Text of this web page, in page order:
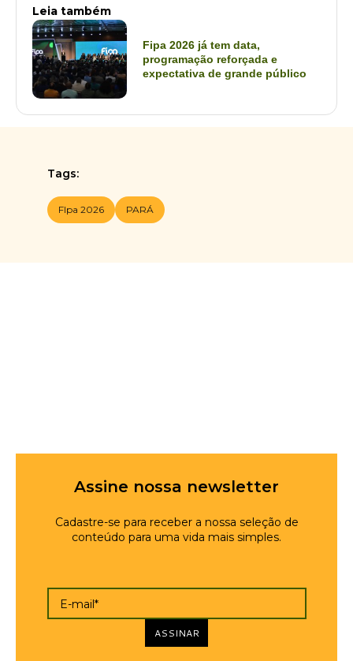
Leia também
Fipa 2026 já tem data,
programação reforçada e
expectativa de grande público
Tags:
FIpa 2026 PARÁ
Assine nossa newsletter
Cadastre-se para receber a nossa seleção de
conteúdo para uma vida mais simples.
E-mail*
ASSINAR